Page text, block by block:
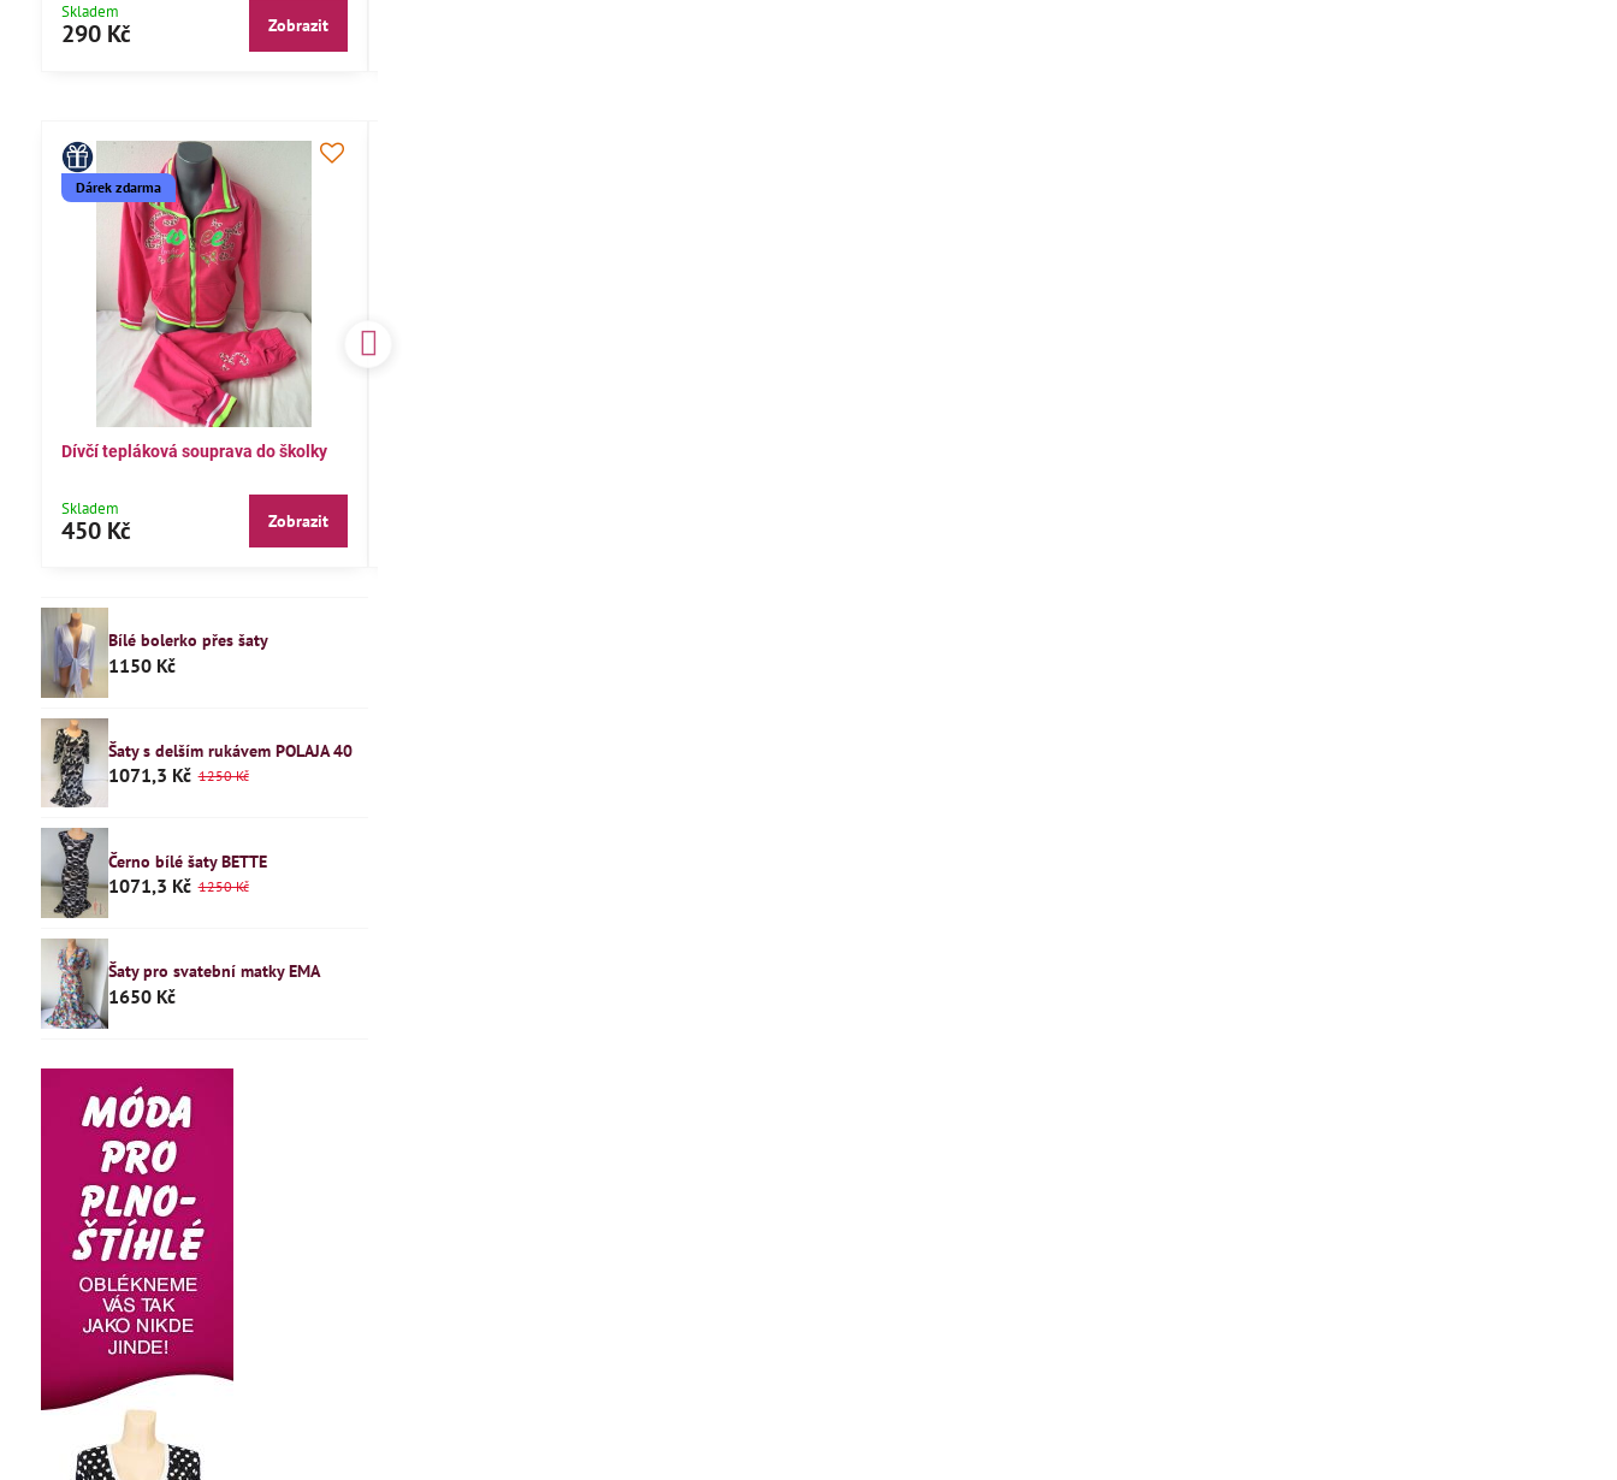
Skladem
290 Kč Zobrazit
Dárek zdarma
Dívčí tepláková souprava do školky
Skladem
450 Kč Zobrazit
Bílé bolerko přes šaty
1150 Kč
Šaty s delším rukávem POLAJA 40
1071,3 Kč 1250 Kč
Černo bílé šaty BETTE
1071,3 Kč 1250 Kč
Šaty pro svatební matky EMA
1650 Kč